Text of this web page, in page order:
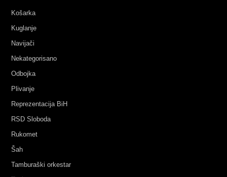
Košarka
Kuglanje
Navijači
Nekategorisano
Odbojka
Plivanje
Reprezentacija BiH
RSD Sloboda
Rukomet
Šah
Tamburaški orkestar